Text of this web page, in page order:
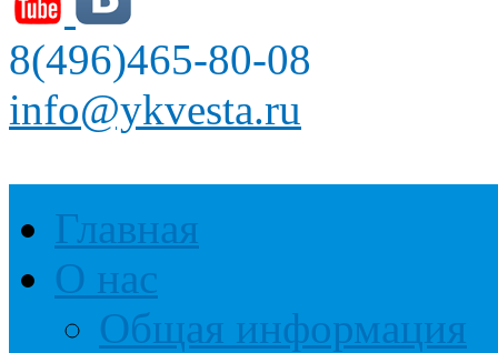
8(496)465-80-08
info@ykvesta.ru
Главная
О нас
Общая информация